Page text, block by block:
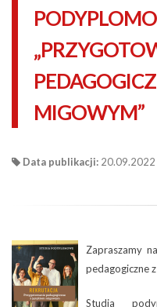
MIGOWYM”
Data publikacji: 20.09.2022
Zapraszamy
pedagogiczne
Studia